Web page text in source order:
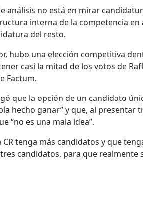
análisis no está en mirar
interna de la competencia en
del resto.
hubo una elección competitiva
casi la mitad de los votos de
Factum.
que la opción de un candidato
hecho ganar” y que, al
“no es una mala idea”.
CR tenga más candidatos y que
candidatos, para que realmente